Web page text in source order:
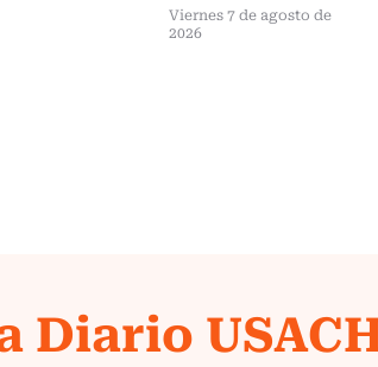
Viernes 7 de agosto de
2026